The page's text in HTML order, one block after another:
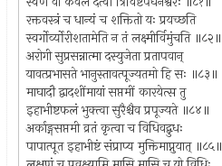
रक्तवस्त्रं च धान्यं च शक्तितो यः प्रयच्छति
स्वर्गोर्व्योरीशतामेति न तं लक्ष्मीर्विमुंचति ॥८२॥
अरोगी सुप्रसन्नात्मा दस्युजेता प्रतापवान्
यावत्प्रभासते भानुस्तावत्पूज्यतमो हि सः ॥८३॥
माघादौ द्वादशींमायां सप्तमीं कारयेत्स तु
इहाभीष्टफलं भुक्त्वा सुरैश्चैव प्रपूज्यते ॥८४॥
अर्काङ्गसप्तमी व्रतं कृत्वा च विधिवद्बुधः
पापात्पूत इहाभीष्टं संप्राप्य मुक्तिमाप्नुयात् ॥८५॥